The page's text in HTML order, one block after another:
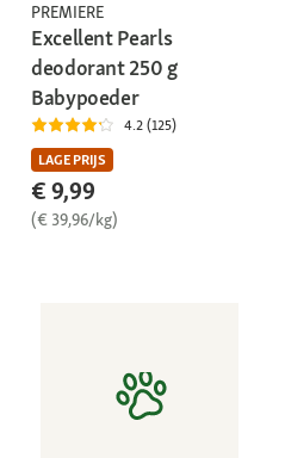
PREMIERE
Excellent Pearls
deodorant 250 g
Babypoeder
4.2 (125)
LAGE PRIJS
€ 9,99
(€ 39,96/kg)